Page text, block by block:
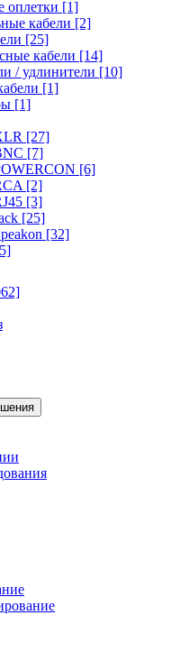
оплетки [1]
кабели [2]
[25]
кабели [14]
/ удлинители [10]
[1]
[1]
[27]
[7]
[6]
[2]
[3]
[25]
[32]